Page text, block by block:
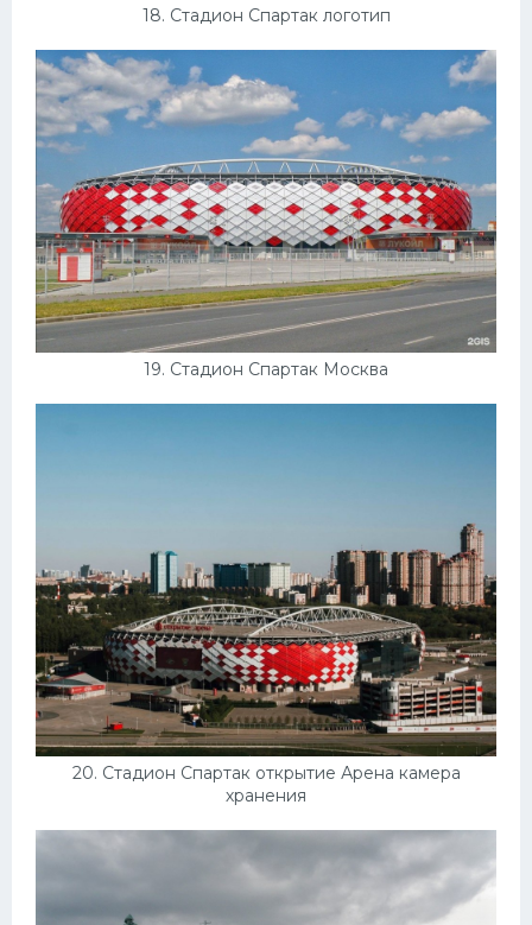
18. Стадион Спартак логотип
19. Стадион Спартак Москва
20. Стадион Спартак открытие Арена камера
хранения